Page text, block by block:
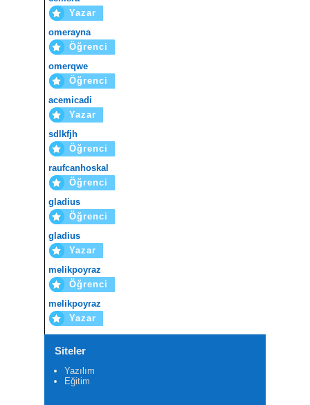
Yazar
omerayna
Öğrenci
omerqwe
Öğrenci
acemicadi
Yazar
sdlkfjh
Öğrenci
raufcanhoskal
Öğrenci
gladius
Öğrenci
gladius
Yazar
melikpoyraz
Öğrenci
melikpoyraz
Yazar
Siteler
Yazılım
Eğitim